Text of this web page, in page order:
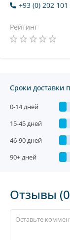
+93 (0) 202 101
Рейтинг
Сроки доставки
0-14 дней
15-45 дней
46-90 дней
90+ дней
Отзывы